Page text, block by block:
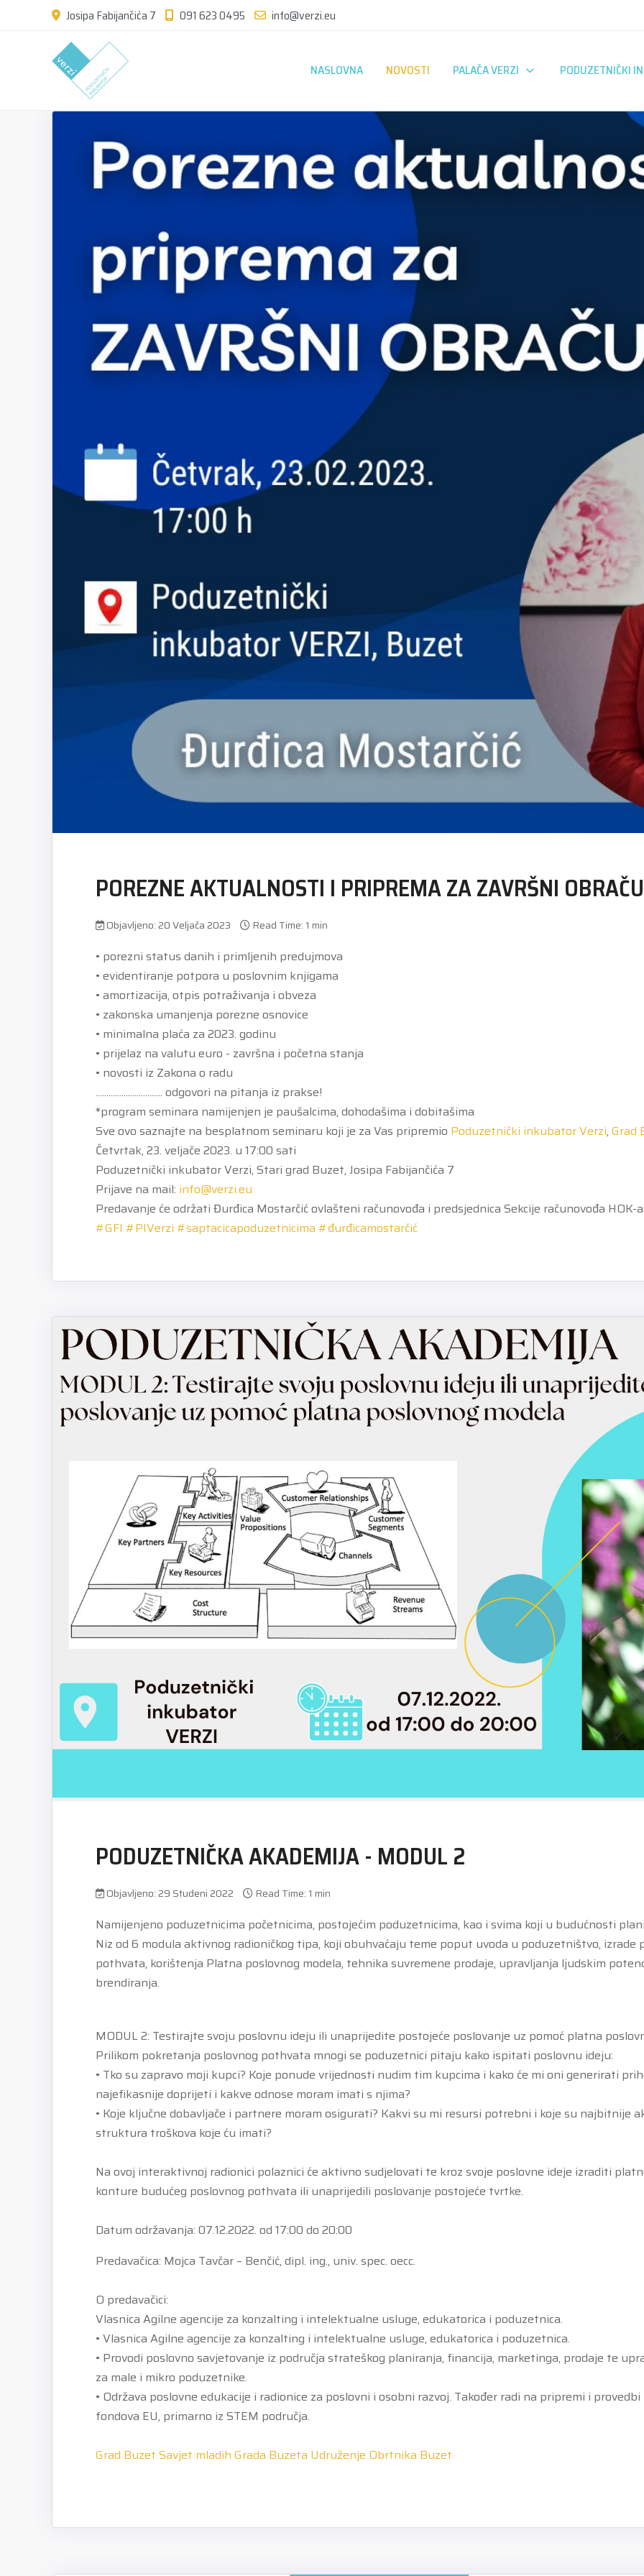
Josipa Fabijančića 7 091 623 0495 info@verzi.eu
NASLOVNA NOVOSTI PALAČA VERZI PODUZETNIČKI
POREZNE AKTUALNOSTI I PRIPREMA ZA ZAVRŠNI
Objavljeno: 20 Veljača 2023 Read Time: 1 min
• porezni status danih i primljenih predujmova
• evidentiranje potpora u poslovnim knjigama
• amortizacija, otpis potraživanja i obveza
• zakonska umanjenja porezne osnovice
• minimalna plaća za 2023. godinu
• prijelaz na valutu euro - završna i početna stanja
• novosti iz Zakona o radu
............................... odgovori na pitanja iz prakse!
*program seminara namijenjen je paušalcima, dohodašima i dobitašima
Sve ovo saznajte na besplatnom seminaru koji je za Vas pripremio Poduzetnički inkubator Verzi, Grad
Četvrtak, 23. veljače 2023. u 17:00 sati
Poduzetnički inkubator Verzi, Stari grad Buzet, Josipa Fabijančića 7
Prijave na mail: info@verzi.eu
Predavanje će održati Đurđica Mostarčić ovlašteni računovođa i predsjednica Sekcije računovođa HOK-
#GFI #PIVerzi #saptacicapoduzetnicima #đurđicamostarčić
PODUZETNIČKA AKADEMIJA - MODUL 2
Objavljeno: 29 Studeni 2022 Read Time: 1 min
Namijenjeno poduzetnicima početnicima, postojećim poduzetnicima, kao i svima koji u budućnosti
Niz od 6 modula aktivnog radioničkog tipa, koji obuhvaćaju teme poput uvoda u poduzetništvo, izrade
pothvata, korištenja Platna poslovnog modela, tehnika suvremene prodaje, upravljanja ljudskim
brendiranja.
MODUL 2: Testirajte svoju poslovnu ideju ili unaprijedite postojeće poslovanje uz pomoć platna
Prilikom pokretanja poslovnog pothvata mnogi se poduzetnici pitaju kako ispitati poslovnu ideju:
• Tko su zapravo moji kupci? Koje ponude vrijednosti nudim tim kupcima i kako će mi oni generirati
najefikasnije doprijeti i kakve odnose moram imati s njima?
• Koje ključne dobavljače i partnere moram osigurati? Kakvi su mi resursi potrebni i koje su najbitnije
struktura troškova koje ću imati?
Na ovoj interaktivnoj radionici polaznici će aktivno sudjelovati te kroz svoje poslovne ideje izraditi
konture budućeg poslovnog pothvata ili unaprijedili poslovanje postojeće tvrtke.
Datum održavanja: 07.12.2022. od 17:00 do 20:00
Predavačica: Mojca Tavčar – Benčić, dipl. ing., univ. spec. oecc.
O predavačici:
Vlasnica Agilne agencije za konzalting i intelektualne usluge, edukatorica i poduzetnica.
• Vlasnica Agilne agencije za konzalting i intelektualne usluge, edukatorica i poduzetnica.
• Provodi poslovno savjetovanje iz područja strateškog planiranja, financija, marketinga, prodaje te
za male i mikro poduzetnike.
• Održava poslovne edukacije i radionice za poslovni i osobni razvoj. Također radi na pripremi i
fondova EU, primarno iz STEM područja.
Grad Buzet Savjet mladih Grada Buzeta Udruženje Obrtnika Buzet